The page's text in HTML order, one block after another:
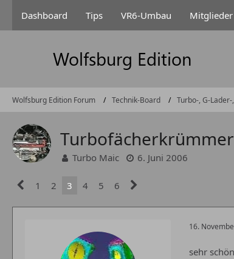
Dashboard Tips VR6-Umbau Mitglieder
Wolfsburg Edition Forum Technik-Board Turbo-, G-
Turbofächerkrümmer
Turbo Maic 6. Juni 2006
1 2 3 4 5 6
16.
sehr